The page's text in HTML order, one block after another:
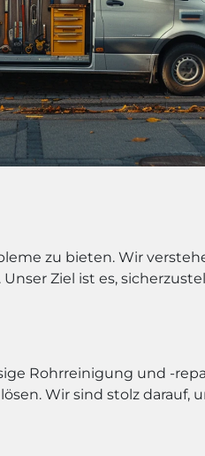
zu bieten. Wir
Ziel ist es,
Rohrreinigung und -
Wir sind stolz darauf,